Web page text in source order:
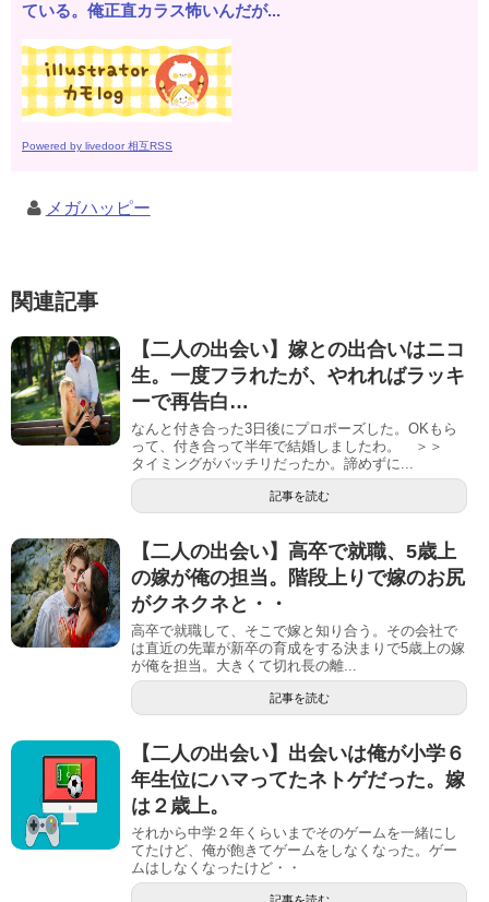
ている。俺正直カラス怖いんだが...
Powered by livedoor 相互RSS
メガハッピー
関連記事
【二人の出会い】嫁との出合いはニコ
生。一度フラれたが、やれればラッキ
ーで再告白…
なんと付き合った3日後にプロポーズした。OKもら
って、付き合って半年で結婚しましたわ。 ＞＞
タイミングがバッチリだったか。諦めずに...
記事を読む
【二人の出会い】高卒で就職、5歳上
の嫁が俺の担当。階段上りで嫁のお尻
がクネクネと・・
高卒で就職して、そこで嫁と知り合う。その会社で
は直近の先輩が新卒の育成をする決まりで5歳上の嫁
が俺を担当。大きくて切れ長の離...
記事を読む
【二人の出会い】出会いは俺が小学６
年生位にハマってたネトゲだった。嫁
は２歳上。
それから中学２年くらいまでそのゲームを一緒にし
てたけど、俺が飽きてゲームをしなくなった。ゲー
ムはしなくなったけど・・